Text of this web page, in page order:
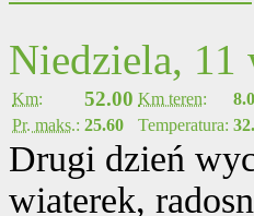
Niedziela, 11
Km: 52.00 Km teren:
Pr. maks.: 25.60 Temperatura:
Drugi dzień
wiaterek,